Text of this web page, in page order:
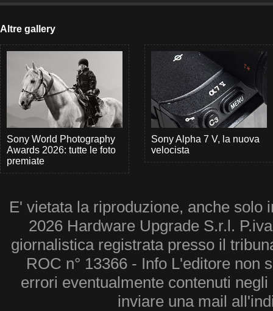
Altre gallery
Sony World Photography
Awards 2026: tutte le foto
premiate
Sony Alpha 7 V, la nuova
velocista
E' vietata la riproduzione, anche solo
2026 Hardware Upgrade S.r.l.
giornalistica registrata presso il
ROC n° 13366 - Info L'editore non
errori eventualmente contenuti
inviare una mail